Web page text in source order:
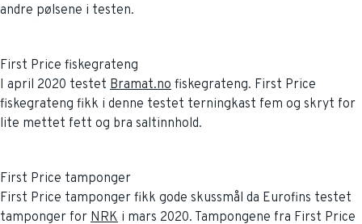
andre pølsene i testen.
First Price fiskegrateng
I april 2020 testet Bramat.no fiskegrateng. First Price
fiskegrateng fikk i denne testet terningkast fem og skryt for
lite mettet fett og bra saltinnhold.
First Price tamponger
First Price tamponger fikk gode skussmål da Eurofins testet
tamponger for NRK i mars 2020. Tampongene fra First Price